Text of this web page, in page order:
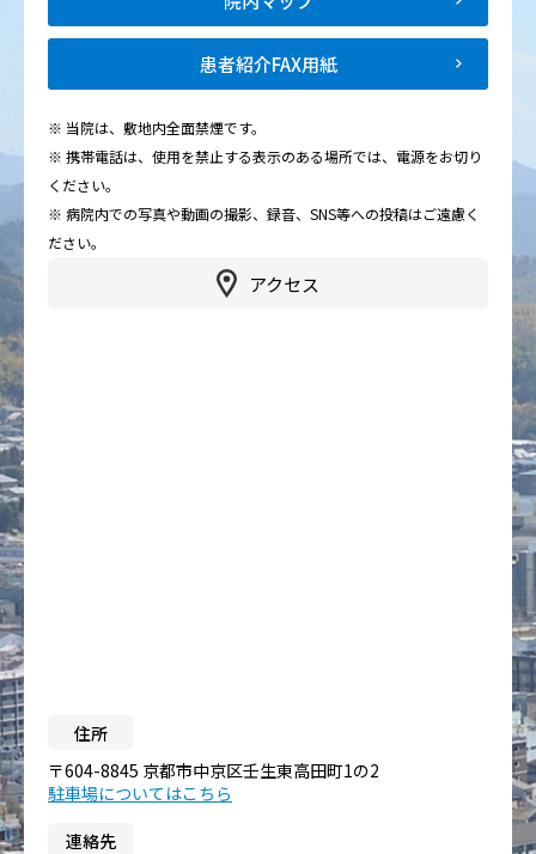
アクセス
住所
〒604-8845 京都市中京区壬生東高田町1の2
駐車場についてはこちら
連絡先
患者紹介FAX用紙
※ 当院は、敷地内全面禁煙です。
※ 携帯電話は、使用を禁止する表示のある場所では、電源をお切り
ください。
※ 病院内での写真や動画の撮影、録音、SNS等への投稿はご遠慮く
ださい。